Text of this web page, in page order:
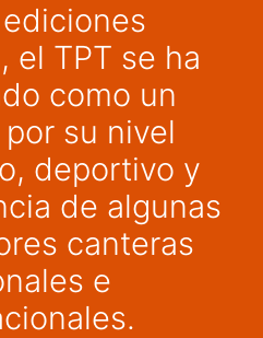
el TPT se ha
como un
su nivel
deportivo y
de algunas
canteras
e